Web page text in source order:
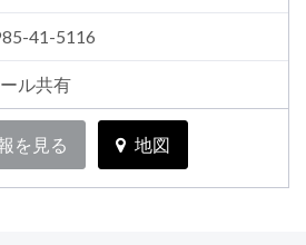
41-5116
ル共有
を見る 地図